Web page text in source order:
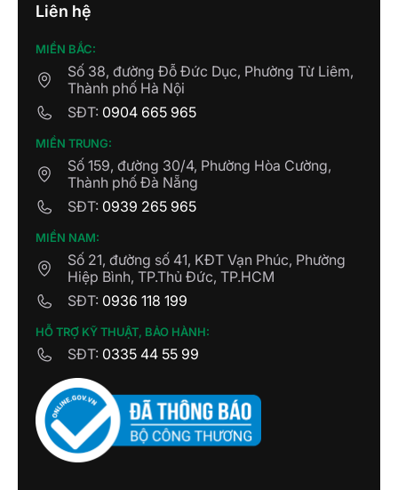
Liên hệ
MIỀN BẮC:
Số 38, đường Đỗ Đức Dục, Phường Từ Liêm,
Thành phố Hà Nội
SĐT: 0904 665 965
MIỀN TRUNG:
Số 159, đường 30/4, Phường Hòa Cường,
Thành phố Đà Nẵng
SĐT: 0939 265 965
MIỀN NAM:
Số 21, đường số 41, KĐT Vạn Phúc, Phường
Hiệp Bình, TP.Thủ Đức, TP.HCM
SĐT: 0936 118 199
HỖ TRỢ KỸ THUẬT, BẢO HÀNH:
SĐT: 0335 44 55 99